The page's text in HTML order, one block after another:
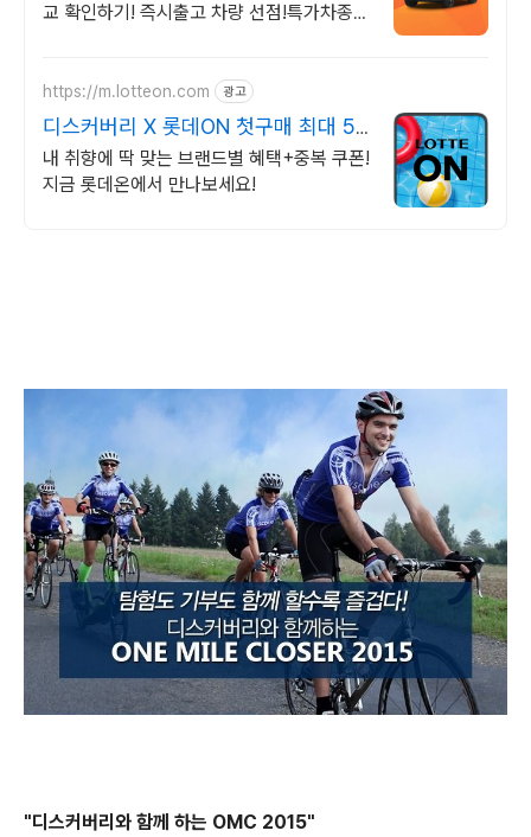
교 확인하기! 즉시출고 차량 선점!특가차종!
https://m.lotteon.com 광고
디스커버리 X 롯데ON 첫구매 최대 5
천원 혜택!
내 취향에 딱 맞는 브랜드별 혜택+중복 쿠폰!
지금 롯데온에서 만나보세요!
"디스커버리와 함께 하는 OMC 2015"